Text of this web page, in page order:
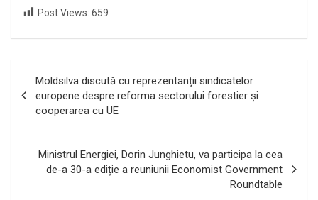
Post Views: 659
în
articole
Moldsilva discută cu reprezentanții sindicatelor
europene despre reforma sectorului forestier și
cooperarea cu UE
Ministrul Energiei, Dorin Junghietu, va participa la cea
de-a 30-a ediție a reuniunii Economist Government
Roundtable